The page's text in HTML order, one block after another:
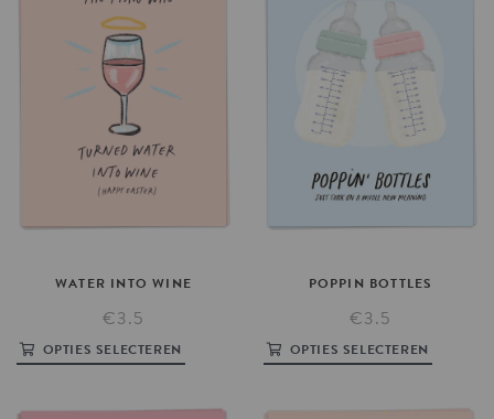
WATER INTO WINE
€3.5
OPTIES SELECTEREN
POPPIN BOTTLES
€3.5
OPTIES SELECTEREN